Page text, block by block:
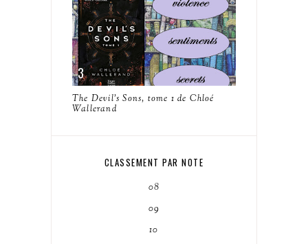
The Devil's Sons, tome 1 de Chloé
Wallerand
CLASSEMENT PAR NOTE
08
09
10